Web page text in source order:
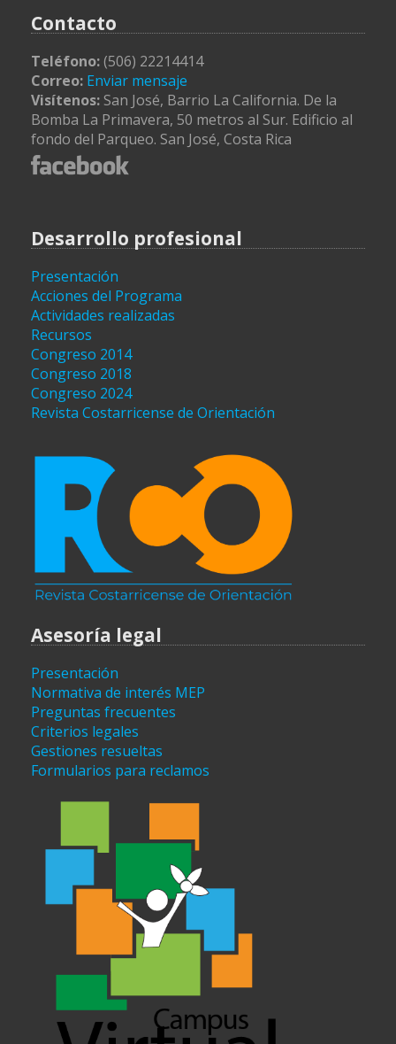
Contacto
Teléfono:(506) 22214414
Correo: Enviar mensaje
Visítenos: San José, Barrio La California. De la
Bomba La Primavera, 50 metros al Sur. Edificio al
fondo del Parqueo. San José, Costa Rica
Desarrollo profesional
Presentación
Acciones del Programa
Actividades realizadas
Recursos
Congreso 2014
Congreso 2018
Congreso 2024
Revista Costarricense de Orientación
Asesoría legal
Presentación
Normativa de interés MEP
Preguntas frecuentes
Criterios legales
Gestiones resueltas
Formularios para reclamos